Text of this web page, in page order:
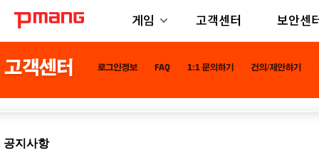
게임 고객센터 보안센
공지사항